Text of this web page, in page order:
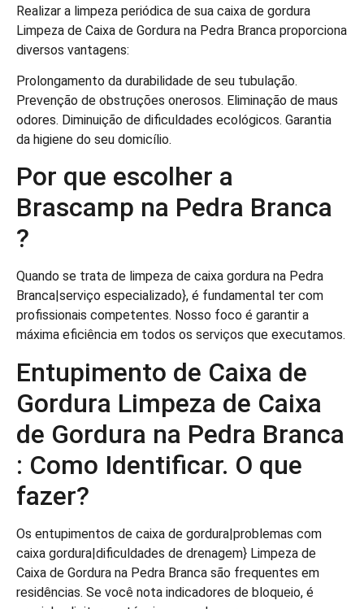
Realizar a limpeza periódica de sua caixa de gordura
Limpeza de Caixa de Gordura na Pedra Branca proporciona
diversos vantagens:
Prolongamento da durabilidade de seu tubulação.
Prevenção de obstruções onerosos. Eliminação de maus
odores. Diminuição de dificuldades ecológicos. Garantia
da higiene do seu domicílio.
Por que escolher a
Brascamp na Pedra Branca
?
Quando se trata de limpeza de caixa gordura na Pedra
Branca|serviço especializado}, é fundamental ter com
profissionais competentes. Nosso foco é garantir a
máxima eficiência em todos os serviços que executamos.
Entupimento de Caixa de
Gordura Limpeza de Caixa
de Gordura na Pedra Branca
: Como Identificar. O que
fazer?
Os entupimentos de caixa de gordura|problemas com
caixa gordura|dificuldades de drenagem} Limpeza de
Caixa de Gordura na Pedra Branca são frequentes em
residências. Se você nota indicadores de bloqueio, é